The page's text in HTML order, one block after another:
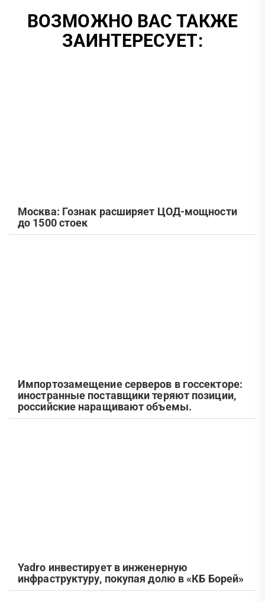
ВОЗМОЖНО ВАС ТАКЖЕ
ЗАИНТЕРЕСУЕТ:
Москва: Гознак расширяет ЦОД-мощности
до 1500 стоек
Импортозамещение серверов в госсекторе:
иностранные поставщики теряют позиции,
российские наращивают объемы.
Yadro инвестирует в инженерную
инфраструктуру, покупая долю в «КБ Борей»